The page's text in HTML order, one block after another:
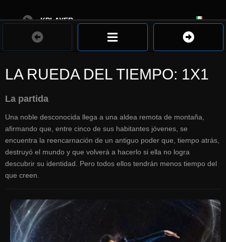
KPLAYER
LA RUEDA DEL TIEMPO: 1X1
La partida
Una noble desconocida llega a una aldea remota de montaña,
afirmando que, entre cinco de sus habitantes jóvenes, se
encuentra la reencarnación de un antiguo poder que, tiempo atrás,
destruyó el mundo y que volverá a hacerlo si ella no logra
descubrir su identidad. Pero todos ellos tendrán menos tiempo del
que creen.